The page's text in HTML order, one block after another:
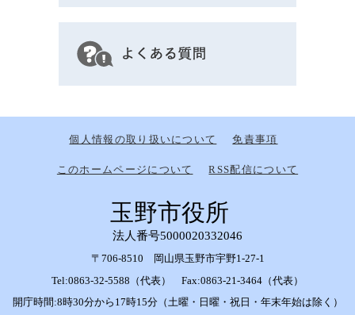
個人情報の取り扱いについて 免責事項
このホームページについて RSS配信について
玉野市役所
法人番号5000020332046
〒706-8510 岡山県玉野市宇野1-27-1
Tel:0863-32-5588（代表） Fax:0863-21-3464（代表）
開庁時間:8時30分から17時15分（土曜・日曜・祝日・年末年始は除く）